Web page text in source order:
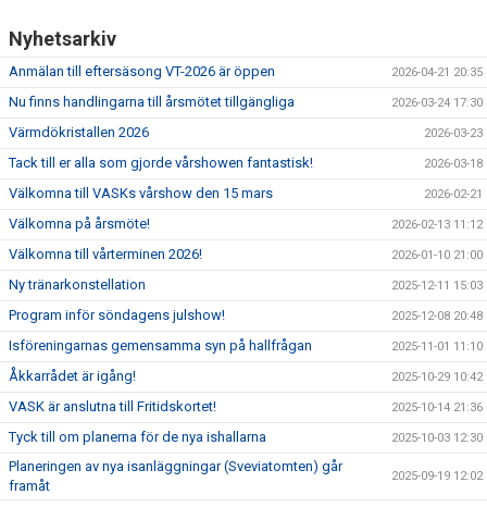
Nyhetsarkiv
Anmälan till eftersäsong VT-2026 är öppen 2026-04-21 20:35
Nu finns handlingarna till årsmötet tillgängliga 2026-03-24 17:30
Värmdökristallen 2026 2026-03-23
Tack till er alla som gjorde vårshowen fantastisk! 2026-03-18
Välkomna till VASKs vårshow den 15 mars 2026-02-21
Välkomna på årsmöte! 2026-02-13 11:12
Välkomna till vårterminen 2026! 2026-01-10 21:00
Ny tränarkonstellation 2025-12-11 15:03
Program inför söndagens julshow! 2025-12-08 20:48
Isföreningarnas gemensamma syn på hallfrågan 2025-11-01 11:10
Åkkarrådet är igång! 2025-10-29 10:42
VASK är anslutna till Fritidskortet! 2025-10-14 21:36
Tyck till om planerna för de nya ishallarna 2025-10-03 12:30
Planeringen av nya isanläggningar (Sveviatomten) går
framåt
2025-09-19 12:02